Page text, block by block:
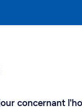
concernant